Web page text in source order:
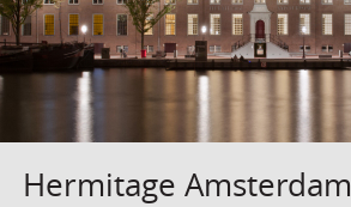
Hermitage Amsterdam